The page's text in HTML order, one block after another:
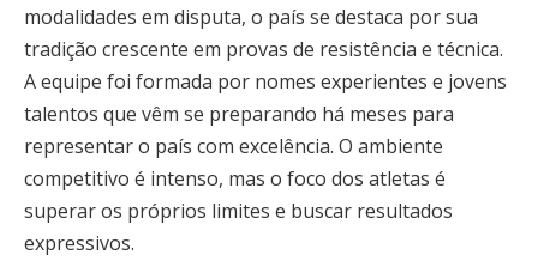
modalidades em disputa, o país se destaca por sua
tradição crescente em provas de resistência e técnica.
A equipe foi formada por nomes experientes e jovens
talentos que vêm se preparando há meses para
representar o país com excelência. O ambiente
competitivo é intenso, mas o foco dos atletas é
superar os próprios limites e buscar resultados
expressivos.